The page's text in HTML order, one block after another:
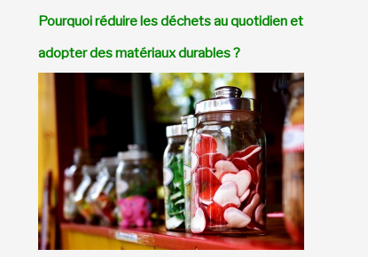
Pourquoi réduire les déchets au quotidien et
adopter des matériaux durables ?